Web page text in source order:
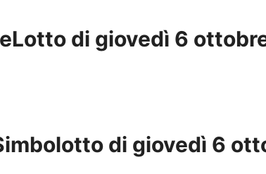
di giovedì 6
di giovedì 6